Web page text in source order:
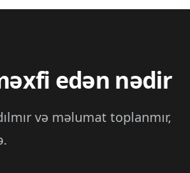
edən nədir
və məlumat toplanmır,